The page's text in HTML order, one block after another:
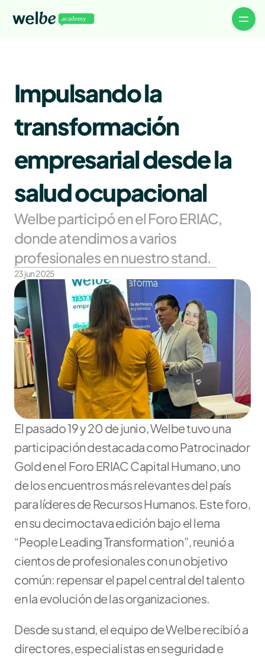
About
Careers
Advertise
Contact
Eventos
WelbeTalks
Descargables
Impulsando la
transformación
empresarial desde la
salud ocupacional
Welbe participó en el Foro ERIAC,
donde atendimos a varios
profesionales en nuestro stand.
23 jun 2025
El pasado 19 y 20 de junio, Welbe tuvo una
participación destacada como Patrocinador
Gold en el Foro ERIAC Capital Humano, uno
de los encuentros más relevantes del país
para líderes de Recursos Humanos. Este foro,
en su decimoctava edición bajo el lema
“People Leading Transformation”, reunió a
cientos de profesionales con un objetivo
común: repensar el papel central del talento
en la evolución de las organizaciones.
Desde su stand, el equipo de Welbe recibió a
directores, especialistas en seguridad e